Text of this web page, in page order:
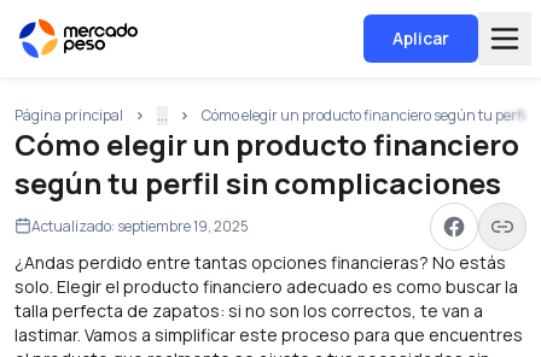
Aplicar
Página principal ... Cómo elegir un producto financiero según tu perfil
Cómo elegir un producto financiero
según tu perfil sin complicaciones
Actualizado: septiembre 19, 2025
¿Andas perdido entre tantas opciones financieras? No estás
solo. Elegir el producto financiero adecuado es como buscar la
talla perfecta de zapatos: si no son los correctos, te van a
lastimar. Vamos a simplificar este proceso para que encuentres